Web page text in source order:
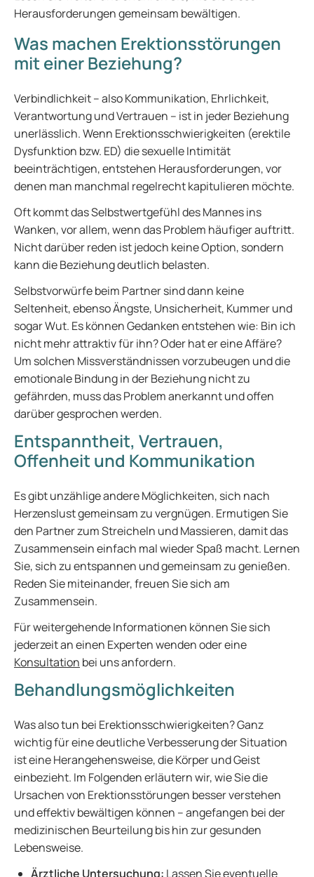
Herausforderungen gemeinsam bewältigen.
Was machen Erektionsstörungen
mit einer Beziehung?
Verbindlichkeit – also Kommunikation, Ehrlichkeit,
Verantwortung und Vertrauen – ist in jeder Beziehung
unerlässlich. Wenn Erektionsschwierigkeiten (erektile
Dysfunktion bzw. ED) die sexuelle Intimität
beeinträchtigen, entstehen Herausforderungen, vor
denen man manchmal regelrecht kapitulieren möchte.
Oft kommt das Selbstwertgefühl des Mannes ins
Wanken, vor allem, wenn das Problem häufiger auftritt.
Nicht darüber reden ist jedoch keine Option, sondern
kann die Beziehung deutlich belasten.
Selbstvorwürfe beim Partner sind dann keine
Seltenheit, ebenso Ängste, Unsicherheit, Kummer und
sogar Wut. Es können Gedanken entstehen wie: Bin ich
nicht mehr attraktiv für ihn? Oder hat er eine Affäre?
Um solchen Missverständnissen vorzubeugen und die
emotionale Bindung in der Beziehung nicht zu
gefährden, muss das Problem anerkannt und offen
darüber gesprochen werden.
Entspanntheit, Vertrauen,
Offenheit und Kommunikation
Es gibt unzählige andere Möglichkeiten, sich nach
Herzenslust gemeinsam zu vergnügen. Ermutigen Sie
den Partner zum Streicheln und Massieren, damit das
Zusammensein einfach mal wieder Spaß macht. Lernen
Sie, sich zu entspannen und gemeinsam zu genießen.
Reden Sie miteinander, freuen Sie sich am
Zusammensein.
Für weitergehende Informationen können Sie sich
jederzeit an einen Experten wenden oder eine
Konsultation bei uns anfordern.
Behandlungsmöglichkeiten
Was also tun bei Erektionsschwierigkeiten? Ganz
wichtig für eine deutliche Verbesserung der Situation
ist eine Herangehensweise, die Körper und Geist
einbezieht. Im Folgenden erläutern wir, wie Sie die
Ursachen von Erektionsstörungen besser verstehen
und effektiv bewältigen können – angefangen bei der
medizinischen Beurteilung bis hin zur gesunden
Lebensweise.
Ärztliche Untersuchung: Lassen Sie eventuelle